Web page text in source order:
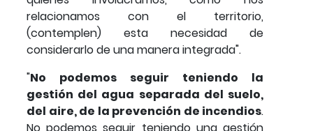
relacionamos con el territorio,
(contemplen) esta necesidad de
considerarlo de una manera integrada".
"No podemos seguir teniendo la
gestión del agua separada del suelo,
del aire, de la prevención de incendios.
No podemos seguir teniendo una gestión